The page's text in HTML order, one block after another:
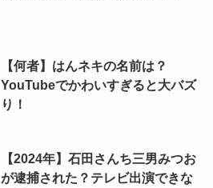
【何者】はんネキの名前は？
YouTubeでかわいすぎると大バズ
り！
【2024年】石田さんち三男みつお
が逮捕された？テレビ出演できな